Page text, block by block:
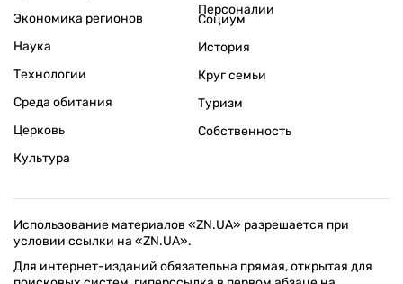
Экономика регионов
Персоналии
Наука
Технологии
Среда обитания
Церковь
Культура
Социум
История
Круг семьи
Туризм
Собственность
Использование материалов «ZN.UA» разрешается при
условии ссылки на «ZN.UA».
Для интернет-изданий обязательна прямая, открытая для